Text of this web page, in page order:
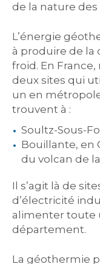
de la nature des
L’énergie
à produire de la
froid. En
deux sites qui
un en
trouvent à :
Soultz-Sous-
Bouillante, en
du volcan de
Il s’agit là de
d’électricité
alimenter toute
département.
La géothermie